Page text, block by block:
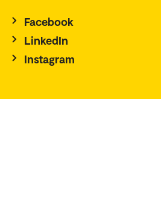
Facebook
LinkedIn
Instagram